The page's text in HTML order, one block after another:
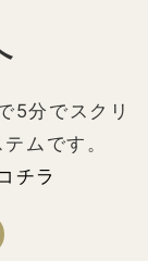
5分でスクリ
ムです。
チラ